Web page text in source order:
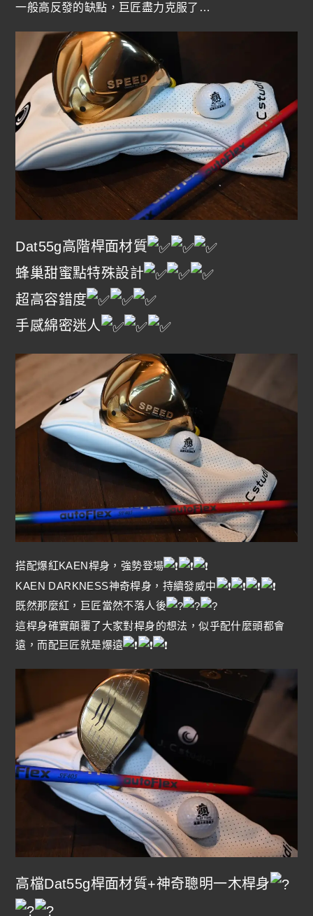
一般高反發的缺點，巨匠盡力克服了…
Dat55g高階桿面材質
蜂巢甜蜜點特殊設計
超高容錯度
手感綿密迷人
搭配爆紅KAEN桿身，強勢登場
KAEN DARKNESS神奇桿身，持續發威中
既然那麼紅，巨匠當然不落人後
這桿身確實顛覆了大家對桿身的想法，似乎配什麼頭都會
遠，而配巨匠就是爆遠
高檔Dat55g桿面材質+神奇聰明一木桿身